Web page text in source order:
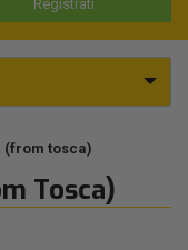
Registrati
(from tosca)
Tosca)